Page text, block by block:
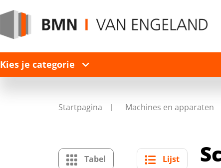
Kies je categorie
Startpagina Machines en apparaten
Tabel Lijst